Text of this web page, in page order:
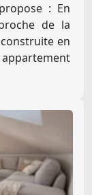
: En
de la
en